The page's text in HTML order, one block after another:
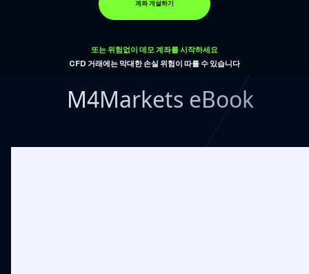
계좌 개설하기
또는 위험없이 데모 계좌를 시작하세요
CFD 거래에는 막대한 손실 위험이 따를 수 있습니다
M4Markets eBook